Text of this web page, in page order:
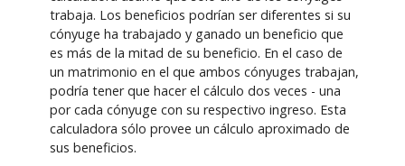
trabaja. Los beneficios podrían ser diferentes si su
cónyuge ha trabajado y ganado un beneficio que
es más de la mitad de su beneficio. En el caso de
un matrimonio en el que ambos cónyuges trabajan,
podría tener que hacer el cálculo dos veces - una
por cada cónyuge con su respectivo ingreso. Esta
calculadora sólo provee un cálculo aproximado de
sus beneficios.